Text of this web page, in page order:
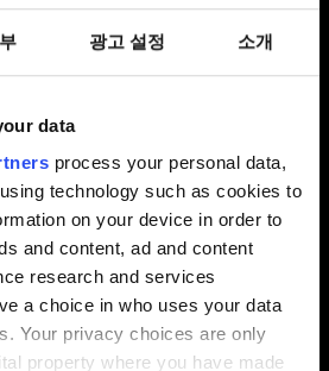
광고 설정 소개
data
process your personal data,
technology such as cookies to
on your device in order to
and content, ad and content
research and services
a choice in who uses your data
Your privacy choices are only
property where you have made
명
0/20
수 있습니다. 예를 들어 그래픽
첨부할 수 있습니다.
12MB입니다.